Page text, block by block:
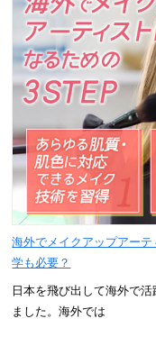
海外でメイクアップアー
学も必要？
日本を飛び出して海外で
ました。海外では